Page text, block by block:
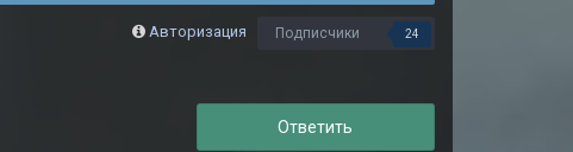
Авторизация Подписчики 24
Ответить